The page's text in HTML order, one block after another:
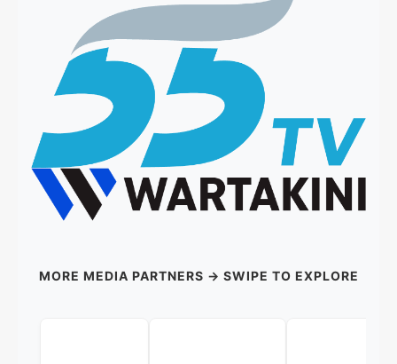
MORE MEDIA PARTNERS → SWIPE TO EXPLORE